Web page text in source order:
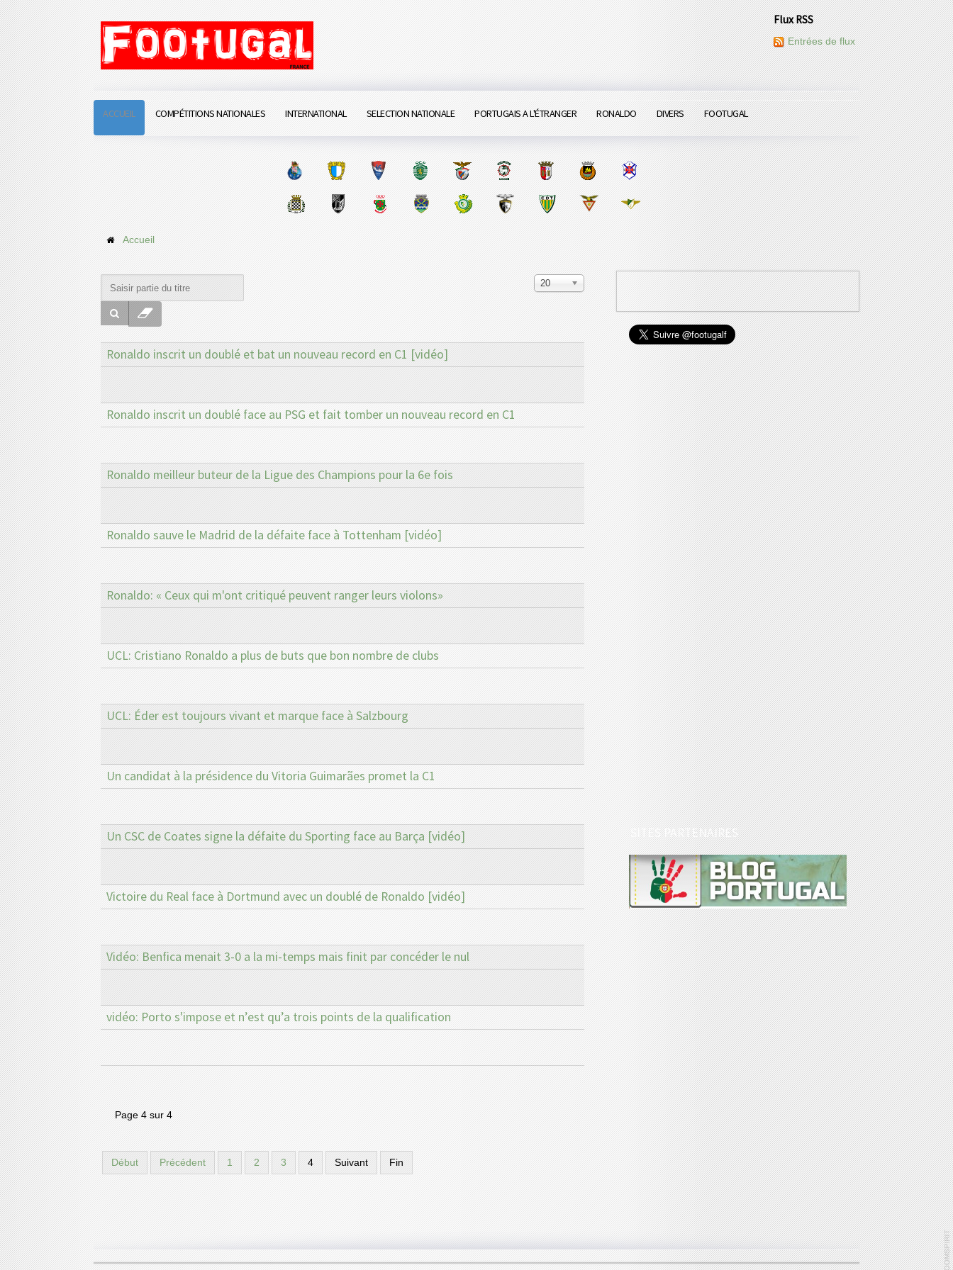
Flux RSS
Entrées de flux
ACCUEIL COMPÉTITIONS NATIONALES INTERNATIONAL SELECTION NATIONALE PORTUGAIS A L'ÉTRANGER RONALDO DIVERS FOOTUGAL
Accueil
20
Ronaldo inscrit un doublé et bat un nouveau record en C1 [vidéo]
Ronaldo inscrit un doublé face au PSG et fait tomber un nouveau record en C1
Ronaldo meilleur buteur de la Ligue des Champions pour la 6e fois
Ronaldo sauve le Madrid de la défaite face à Tottenham [vidéo]
Ronaldo: « Ceux qui m'ont critiqué peuvent ranger leurs violons»
UCL: Cristiano Ronaldo a plus de buts que bon nombre de clubs
UCL: Éder est toujours vivant et marque face à Salzbourg
Un candidat à la présidence du Vitoria Guimarães promet la C1
Un CSC de Coates signe la défaite du Sporting face au Barça [vidéo]
Victoire du Real face à Dortmund avec un doublé de Ronaldo [vidéo]
Vidéo: Benfica menait 3-0 a la mi-temps mais finit par concéder le nul
vidéo: Porto s'impose et n’est qu’a trois points de la qualification
Page 4 sur 4
Début Précédent 1 2 3 4 Suivant Fin
SITES PARTENAIRES